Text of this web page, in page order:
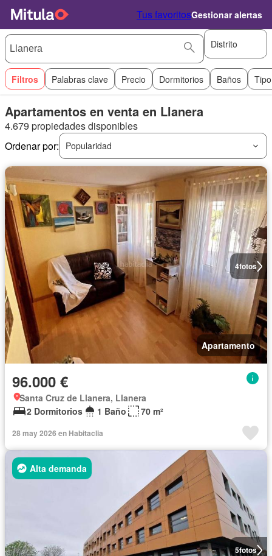
Tus favoritosGestionar alertas
Distrito
Filtros Palabras clave Precio Dormitorios Baños
Apartamentos en venta en Llanera
4.679 propiedades disponibles
Ordenar por:
Popularidad
4fotos
Apartamento
96.000 €
Santa Cruz de Llanera, Llanera
2 Dormitorios
1 Baño 70 m²
28 may 2026 en Habitaclia
5fotos
Alta demanda